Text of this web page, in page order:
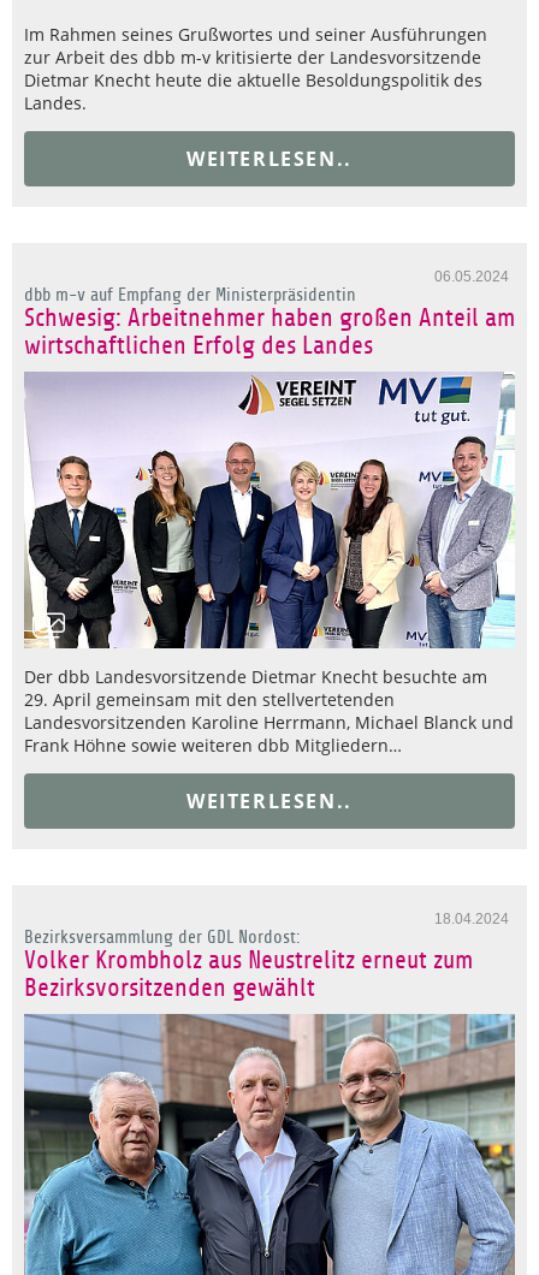
Im Rahmen seines Grußwortes und seiner Ausführungen
zur Arbeit des dbb m-v kritisierte der Landesvorsitzende
Dietmar Knecht heute die aktuelle Besoldungspolitik des
Landes.
WEITERLESEN..
06.05.2024
dbb m-v auf Empfang der Ministerpräsidentin
Schwesig: Arbeitnehmer haben großen Anteil am
wirtschaftlichen Erfolg des Landes
Der dbb Landesvorsitzende Dietmar Knecht besuchte am
29. April gemeinsam mit den stellvertetenden
Landesvorsitzenden Karoline Herrmann, Michael Blanck und
Frank Höhne sowie weiteren dbb Mitgliedern…
WEITERLESEN..
18.04.2024
Bezirksversammlung der GDL Nordost:
Volker Krombholz aus Neustrelitz erneut zum
Bezirksvorsitzenden gewählt